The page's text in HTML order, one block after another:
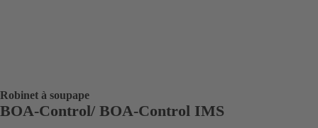
Robinet à soupape
BOA-Control/ BOA‑Control IMS